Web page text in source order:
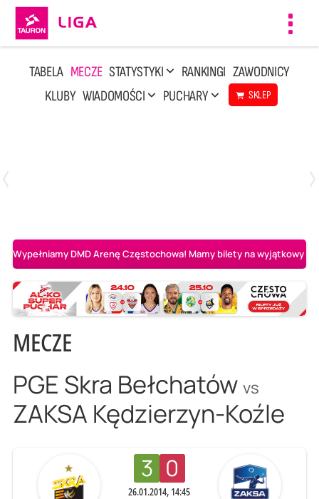
TABELA MECZE STATYSTYKI RANKINGI ZAWODNICY
KLUBY WIADOMOŚCI PUCHARY SKLEP
Wypełniamy DMD Arenę Częstochowa! Mamy bilety na wyjątkowy
MECZE
PGE Skra Bełchatów vs
ZAKSA Kędzierzyn-Koźle
3 0
26.01.2014, 14:45